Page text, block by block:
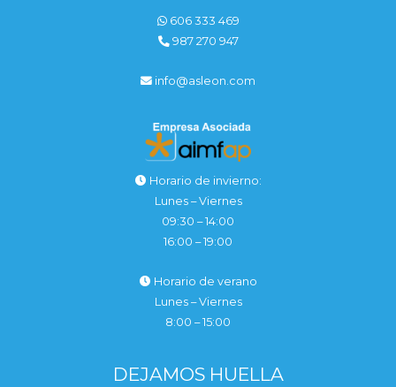
606 333 469
987 270 947
info@asleon.com
Horario de invierno:
Lunes – Viernes
09:30 – 14:00
16:00 – 19:00
Horario de verano
Lunes – Viernes
8:00 – 15:00
DEJAMOS HUELLA